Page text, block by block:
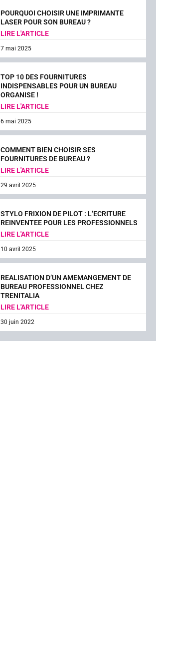
POURQUOI CHOISIR UNE IMPRIMANTE
LASER POUR SON BUREAU ?
LIRE L'ARTICLE
7 mai 2025
TOP 10 DES FOURNITURES
INDISPENSABLES POUR UN BUREAU
ORGANISE !
LIRE L'ARTICLE
6 mai 2025
COMMENT BIEN CHOISIR SES
FOURNITURES DE BUREAU ?
LIRE L'ARTICLE
29 avril 2025
STYLO FRIXION DE PILOT : L’ECRITURE
REINVENTEE POUR LES PROFESSIONNELS
LIRE L'ARTICLE
10 avril 2025
REALISATION D’UN AMEMANGEMENT DE
BUREAU PROFESSIONNEL CHEZ
TRENITALIA
LIRE L'ARTICLE
30 juin 2022